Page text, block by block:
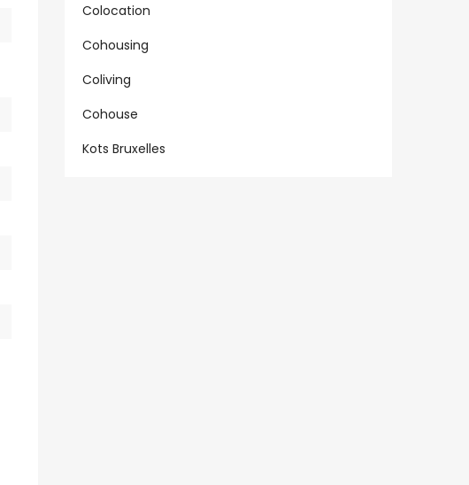
Colocation
Cohousing
Coliving
Cohouse
Kots Bruxelles